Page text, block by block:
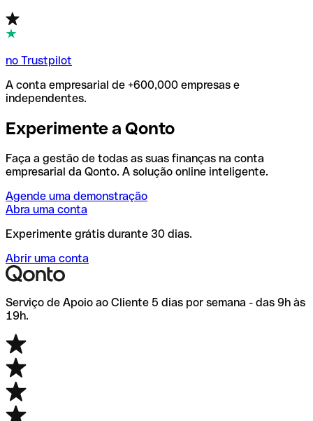
no Trustpilot
A conta empresarial de +600,000 empresas e
independentes.
Experimente a Qonto
Faça a gestão de todas as suas finanças na conta
empresarial da Qonto. A solução online inteligente.
Agende uma demonstração
Abra uma conta
Experimente grátis durante 30 dias.
Abrir uma conta
Serviço de Apoio ao Cliente 5 dias por semana - das 9h às
19h.